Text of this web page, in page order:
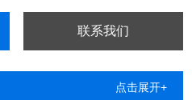
联系我们
点击展开+